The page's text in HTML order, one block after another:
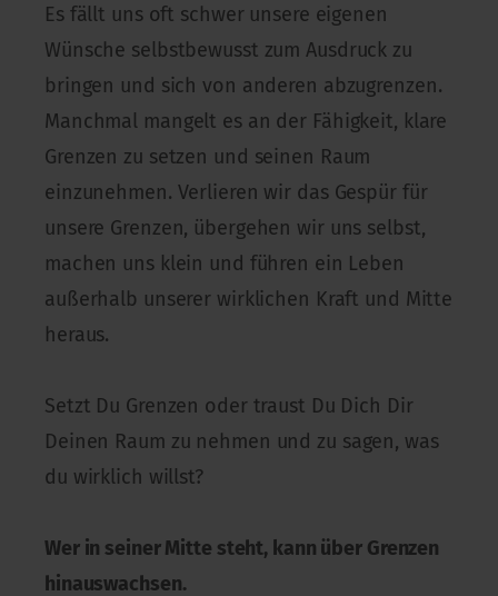
Es fällt uns oft schwer unsere eigenen
Wünsche selbstbewusst zum Ausdruck zu
bringen und sich von anderen abzugrenzen.
Manchmal mangelt es an der Fähigkeit, klare
Grenzen zu setzen und seinen Raum
einzunehmen. Verlieren wir das Gespür für
unsere Grenzen, übergehen wir uns selbst,
machen uns klein und führen ein Leben
außerhalb unserer wirklichen Kraft und Mitte
heraus.
Setzt Du Grenzen oder traust Du Dich Dir
Deinen Raum zu nehmen und zu sagen, was
du wirklich willst?
Wer in seiner Mitte steht, kann über Grenzen
hinauswachsen.